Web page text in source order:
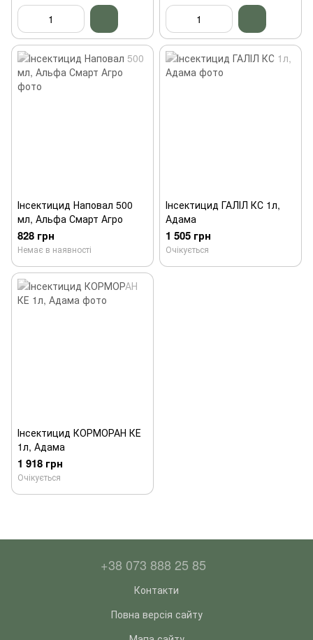
Інсектицид Наповал 500
мл, Альфа Смарт Агро
828 грн
Немає в наявності
Інсектицид ГАЛІЛ КС 1л,
Адама
1 505 грн
Очікується
Інсектицид КОРМОРАН КЕ
1л, Адама
1 918 грн
Очікується
+38 073 888 25 85
Контакти
Повна версія сайту